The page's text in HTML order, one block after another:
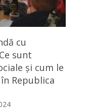
cu
sunt
și cum le
Republica